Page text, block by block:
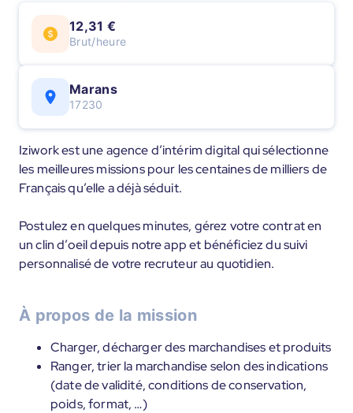
12,31 €
Brut/heure
Marans
17230
Iziwork est une agence d’intérim digital qui sélectionne
les meilleures missions pour les centaines de milliers de
Français qu’elle a déjà séduit.
Postulez en quelques minutes, gérez votre contrat en
un clin d’oeil depuis notre app et bénéficiez du suivi
personnalisé de votre recruteur au quotidien.
À propos de la mission
Charger, décharger des marchandises et produits
Ranger, trier la marchandise selon des indications
(date de validité, conditions de conservation,
poids, format, …)